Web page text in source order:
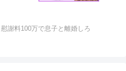
慰謝料100万で息子と離婚しろ